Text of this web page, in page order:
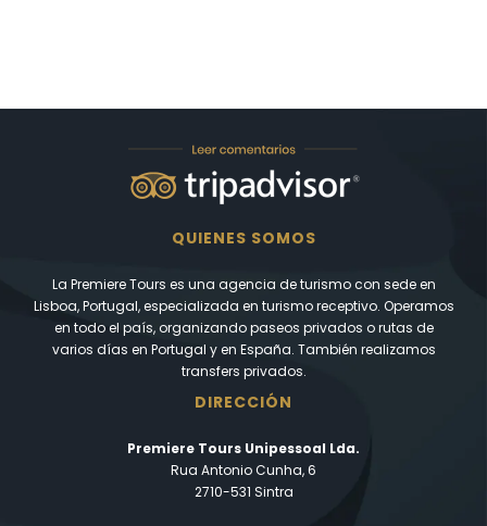
QUIENES SOMOS
La Premiere Tours es una agencia de turismo con sede en
Lisboa, Portugal, especializada en turismo receptivo. Operamos
en todo el país, organizando paseos privados o rutas de
varios días en Portugal y en España. También realizamos
transfers privados.
DIRECCIÓN
Premiere Tours Unipessoal Lda.
Rua Antonio Cunha, 6
2710-531 Sintra